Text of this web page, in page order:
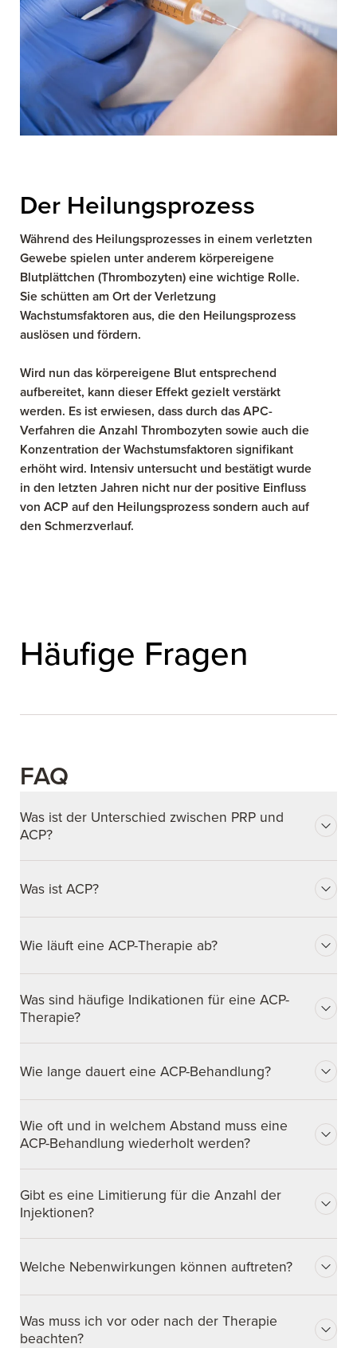
Der Heilungsprozess
Während des Heilungsprozesses in einem verletzten
Gewebe spielen unter anderem körpereigene
Blutplättchen (Thrombozyten) eine wichtige Rolle.
Sie schütten am Ort der Verletzung
Wachstumsfaktoren aus, die den Heilungsprozess
auslösen und fördern.
Wird nun das körpereigene Blut entsprechend
aufbereitet, kann dieser Effekt gezielt verstärkt
werden. Es ist erwiesen, dass durch das APC-
Verfahren die Anzahl Thrombozyten sowie auch die
Konzentration der Wachstumsfaktoren signifikant
erhöht wird. Intensiv untersucht und bestätigt wurde
in den letzten Jahren nicht nur der positive Einfluss
von ACP auf den Heilungsprozess sondern auch auf
den Schmerzverlauf.
Häufige Fragen
FAQ
Was ist der Unterschied zwischen PRP und
ACP?
Was ist ACP?
Wie läuft eine ACP-Therapie ab?
Was sind häufige Indikationen für eine ACP-
Therapie?
Wie lange dauert eine ACP-Behandlung?
Wie oft und in welchem Abstand muss eine
ACP-Behandlung wiederholt werden?
Gibt es eine Limitierung für die Anzahl der
Injektionen?
Welche Nebenwirkungen können auftreten?
Was muss ich vor oder nach der Therapie
beachten?